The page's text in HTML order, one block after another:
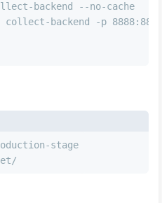
backend --no-cache
collect-backend -p
stage